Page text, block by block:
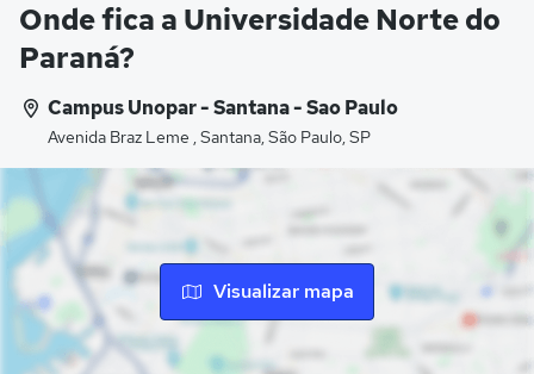
Onde fica a Universidade Norte do
Paraná?
Campus Unopar - Santana - Sao Paulo
Avenida Braz Leme , Santana, São Paulo, SP
Visualizar mapa